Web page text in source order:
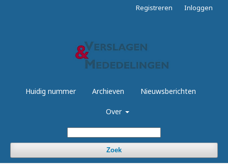
Huidig nummer Archieven Nieuwsberichten
Over
Zoek
Registreren Inloggen